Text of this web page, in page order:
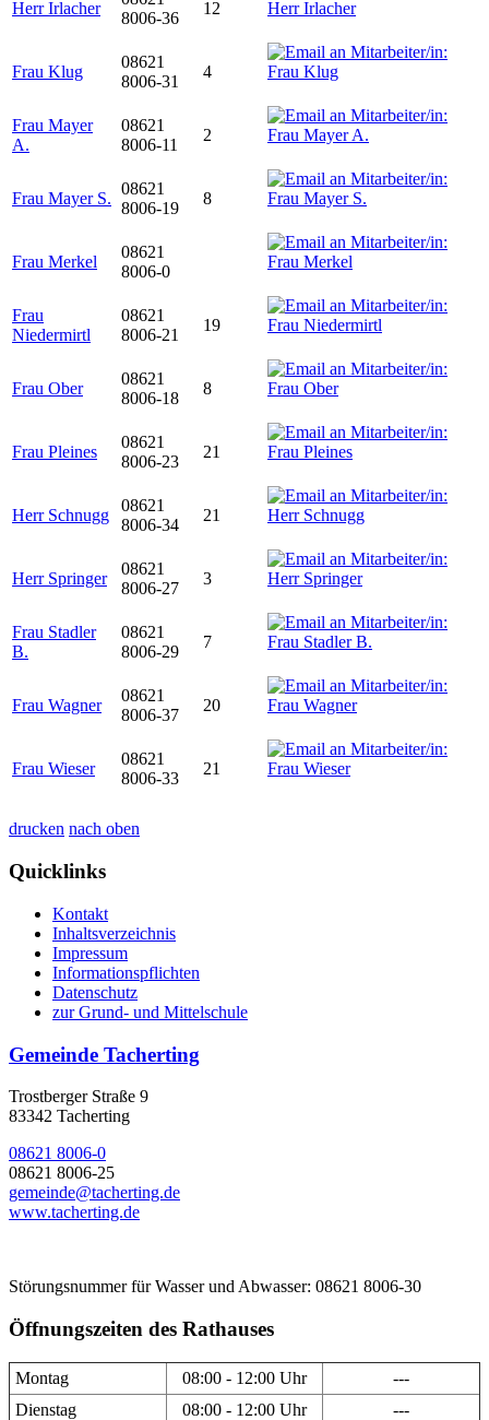
Herr Irlacher
8006-36
12
Frau Klug
08621
8006-31
4
Frau Mayer
A.
08621
8006-11
2
Frau Mayer S.
08621
8006-19
8
Frau Merkel
08621
8006-0
Frau
Niedermirtl
08621
8006-21
19
Frau Ober
08621
8006-18
8
Frau Pleines
08621
8006-23
21
Herr Schnugg
08621
8006-34
21
Herr Springer
08621
8006-27
3
Frau Stadler
B.
08621
8006-29
7
Frau Wagner
08621
8006-37
20
Frau Wieser
08621
8006-33
21
drucken nach oben
Quicklinks
Kontakt
Inhaltsverzeichnis
Impressum
Informationspflichten
Datenschutz
zur Grund- und Mittelschule
Gemeinde Tacherting
Trostberger Straße 9
83342 Tacherting
08621 8006-0
08621 8006-25
gemeinde@tacherting.de
www.tacherting.de
Störungsnummer für Wasser und Abwasser: 08621 8006-30
Öffnungszeiten des Rathauses
Montag 08:00 - 12:00 Uhr
---
Dienstag
08:00 - 12:00 Uhr ---